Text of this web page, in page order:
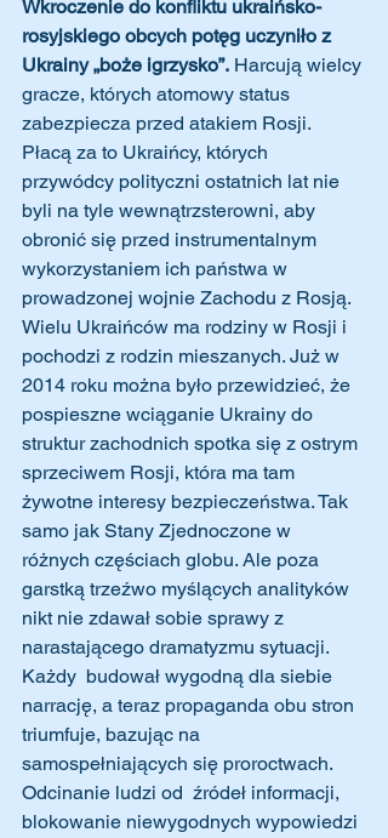
Wkroczenie do konfliktu ukraińsko-
rosyjskiego obcych potęg uczyniło z
Ukrainy „boże igrzysko”. Harcują wielcy
gracze, których atomowy status
zabezpiecza przed atakiem Rosji.
Płacą za to Ukraińcy, których
przywódcy polityczni ostatnich lat nie
byli na tyle wewnątrzsterowni, aby
obronić się przed instrumentalnym
wykorzystaniem ich państwa w
prowadzonej wojnie Zachodu z Rosją.
Wielu Ukraińców ma rodziny w Rosji i
pochodzi z rodzin mieszanych. Już w
2014 roku można było przewidzieć, że
pospieszne wciąganie Ukrainy do
struktur zachodnich spotka się z ostrym
sprzeciwem Rosji, która ma tam
żywotne interesy bezpieczeństwa. Tak
samo jak Stany Zjednoczone w
różnych częściach globu. Ale poza
garstką trzeźwo myślących analityków
nikt nie zdawał sobie sprawy z
narastającego dramatyzmu sytuacji.
Każdy  budował wygodną dla siebie
narrację, a teraz propaganda obu stron
triumfuje, bazując na
samospełniających się proroctwach.
Odcinanie ludzi od  źródeł informacji,
blokowanie niewygodnych wypowiedzi